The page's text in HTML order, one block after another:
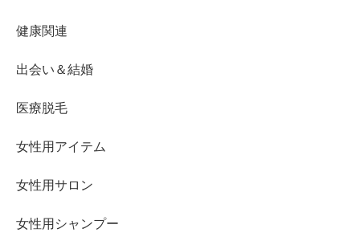
健康関連
出会い＆結婚
医療脱毛
女性用アイテム
女性用サロン
女性用シャンプー